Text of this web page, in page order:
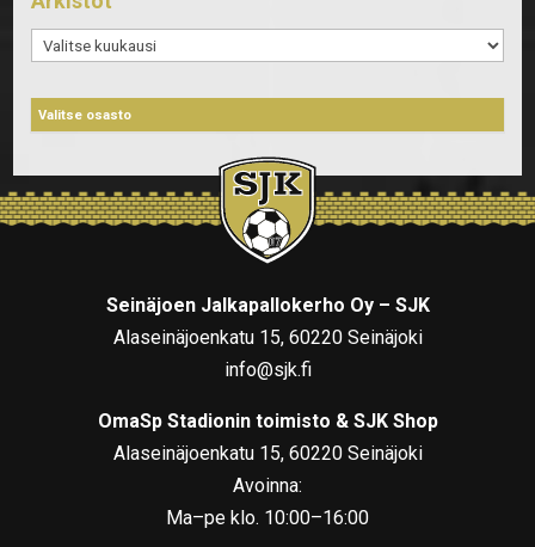
Arkistot
Seinäjoen Jalkapallokerho Oy – SJK
Alaseinäjoenkatu 15, 60220 Seinäjoki
info@sjk.fi
OmaSp Stadionin toimisto & SJK Shop
Alaseinäjoenkatu 15, 60220 Seinäjoki
Avoinna:
Ma–pe klo. 10:00–16:00